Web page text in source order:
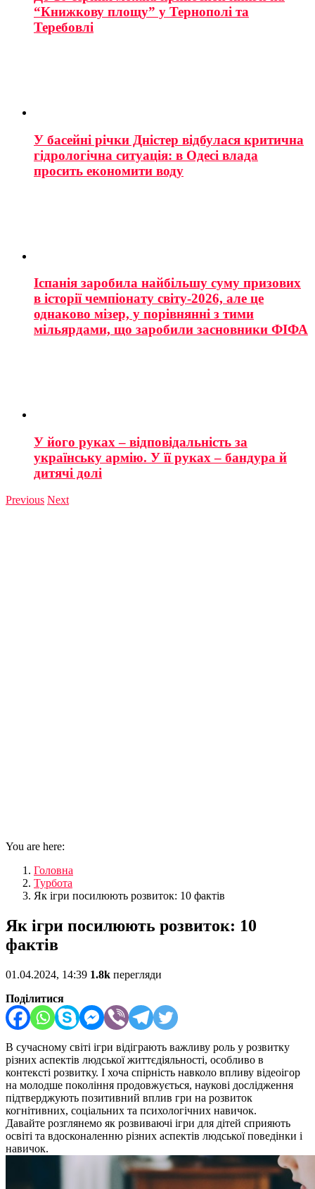
“Книжкову площу” у Тернополі та
Теребовлі
У басейні річки Дністер відбулася критична
гідрологічна ситуація: в Одесі влада
просить економити воду
Іспанія заробила найбільшу суму призових
в історії чемпіонату світу-2026, але це
однаково мізер, у порівнянні з тими
мільярдами, що заробили засновники ФІФА
У його руках – відповідальність за
українську армію. У її руках – бандура й
дитячі долі
Previous Next
You are here:
Головна
Турбота
Як ігри посилюють розвиток: 10 фактів
Як ігри посилюють розвиток: 10
фактів
01.04.2024, 14:39 1.8k перегляди
Поділитися
В сучасному світі ігри відіграють важливу роль у розвитку
різних аспектів людської життєдіяльності, особливо в
контексті розвитку. І хоча спірність навколо впливу відеоігор
на молодше покоління продовжується, наукові дослідження
підтверджують позитивний вплив гри на розвиток
когнітивних, соціальних та психологічних навичок.
Давайте розглянемо як розвиваючі ігри для дітей сприяють
освіті та вдосконаленню різних аспектів людської поведінки і
навичок.